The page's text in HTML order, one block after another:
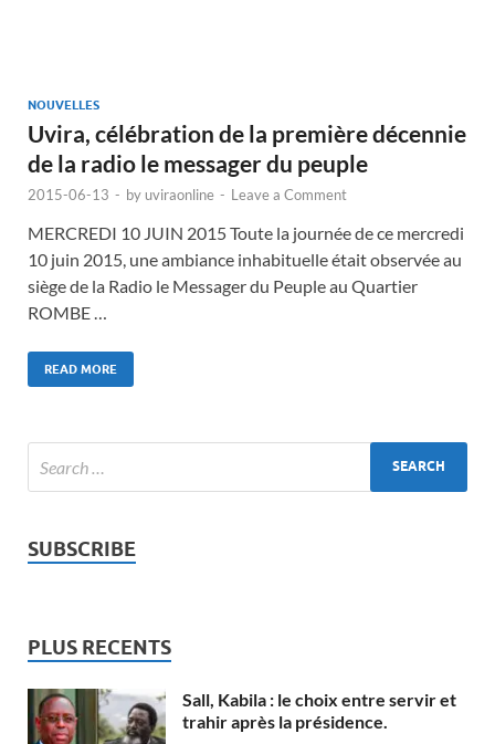
NOUVELLES
Uvira, célébration de la première décennie
de la radio le messager du peuple
2015-06-13 - byuviraonline - Leave a Comment
MERCREDI 10 JUIN 2015 Toute la journée de ce mercredi
10 juin 2015, une ambiance inhabituelle était observée au
siège de la Radio le Messager du Peuple au Quartier
ROMBE …
READ MORE
SUBSCRIBE
PLUS RECENTS
Sall, Kabila : le choix entre servir et
trahir après la présidence.